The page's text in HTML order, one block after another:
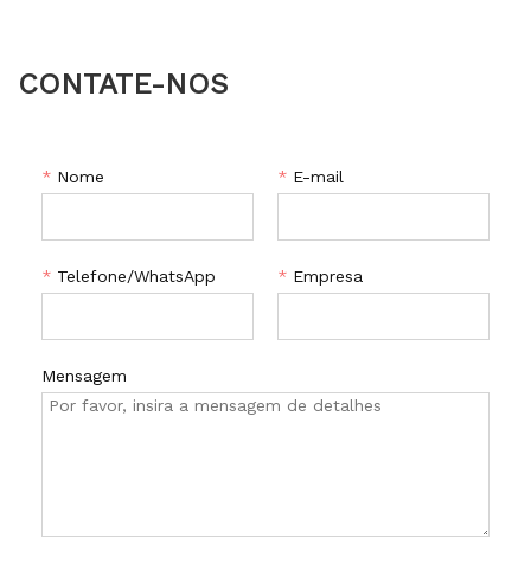
CONTATE-NOS
* Nome * E-mail
* Telefone/WhatsApp * Empresa
Mensagem